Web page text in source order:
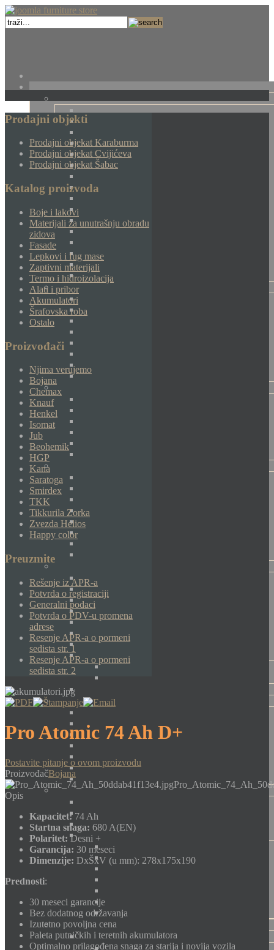
Prodajni objekti
Prodajni objekat Karaburma
Prodajni objekat Cvijićeva
Prodajni objekat Šabac
Katalog proizvoda
Boje i lakovi
Materijali za unutrašnju obradu
zidova
Fasade
Lepkovi i fug mase
Zaptivni materijali
Termo i hidroizolacija
Alati i pribor
Akumulatori
Šrafovska roba
Ostalo
Proizvođači
Njima verujemo
Bojana
Chemax
Knauf
Henkel
Isomat
Jub
Beohemik
HGP
Kana
Saratoga
Smirdex
TKK
Tikkurila Zorka
Zvezda Helios
Happy color
Preuzmite
Rešenje iz APR-a
Potvrda o registraciji
Generalni podaci
Potvrda o PDV-u promena
adrese
Resenje APR-a o pormeni
sedista str. 1
Resenje APR-a o pormeni
sedista str. 2
Pro Atomic 74 Ah D+
Postavite pitanje o ovom proizvodu
ProizvođačBojana
Opis
Kapacitet:74 Ah
Startna snaga: 680 A(EN)
Polaritet: Desni +
Garancija: 30 meseci
Dimenzije: DxŠxV (u mm): 278x175x190
Prednosti:
30 meseci garancije
Bez dodatnog održavanja
Izutetno povoljna cena
Paleta putničkih i teretnih akumulatora
Optimalno prilagođena snaga za starija i novija vozila